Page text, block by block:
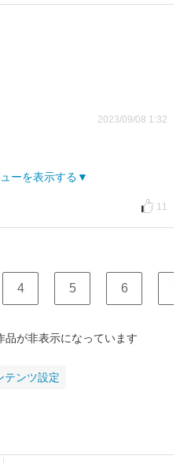
2023/09/08 1:32
ーを表示する
11
4 5 6 7
品が非表示になっています
テンツ設定